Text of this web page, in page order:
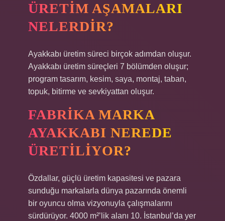
ÜRETIM AŞAMALARI
NELERDIR?
Ayakkabı üretim süreci birçok adımdan oluşur.
Ayakkabı üretim süreçleri 7 bölümden oluşur;
program tasarım, kesim, saya, montaj, taban,
topuk, bitirme ve sevkiyattan oluşur.
FABRIKA MARKA
AYAKKABI NEREDE
ÜRETILIYOR?
Özdallar, güçlü üretim kapasitesi ve pazara
sunduğu markalarla dünya pazarında önemli
bir oyuncu olma vizyonuyla çalışmalarını
sürdürüyor. 4000 m²’lik alanı 10. İstanbul’da yer